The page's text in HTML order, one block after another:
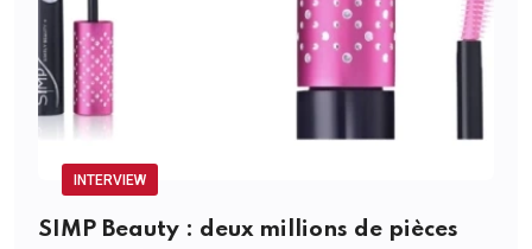
INTERVIEW
SIMP Beauty : deux millions de pièces